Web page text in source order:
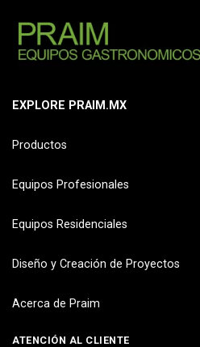
EXPLORE PRAIM.MX
Productos
Equipos Profesionales
Equipos Residenciales
Diseño y Creación de Proyectos
Acerca de Praim
ATENCIÓN AL CLIENTE